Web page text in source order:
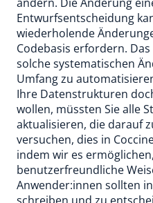
Entwurfsentscheidung
wiederholende
Codebasis erfordern.
solche systematischen
Umfang zu
Ihre Datenstrukturen
wollen, müssten Sie alle
aktualisieren, die darauf
versuchen, dies in
indem wir es
benutzerfreundliche
Anwender:innen sollten